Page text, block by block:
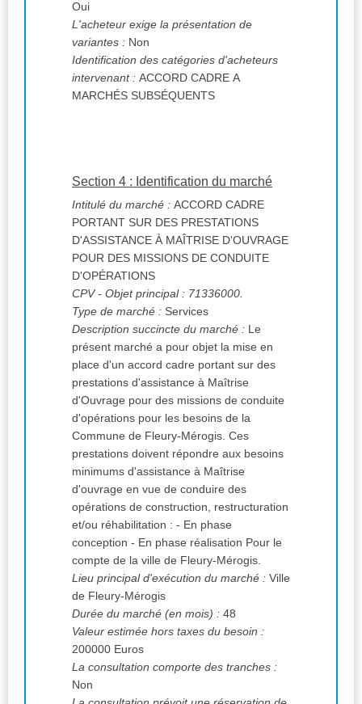
Oui
L'acheteur exige la présentation de
variantes : Non
Identification des catégories d'acheteurs
intervenant : ACCORD CADRE A
MARCHÉS SUBSÉQUENTS
Section 4 : Identification du marché
Intitulé du marché : ACCORD CADRE
PORTANT SUR DES PRESTATIONS
D'ASSISTANCE À MAÎTRISE D'OUVRAGE
POUR DES MISSIONS DE CONDUITE
D'OPÉRATIONS
CPV- Objet principal : 71336000.
Type de marché : Services
Description succincte du marché : Le
présent marché a pour objet la mise en
place d'un accord cadre portant sur des
prestations d'assistance à Maîtrise
d'Ouvrage pour des missions de conduite
d'opérations pour les besoins de la
Commune de Fleury-Mérogis. Ces
prestations doivent répondre aux besoins
minimums d'assistance à Maîtrise
d'ouvrage en vue de conduire des
opérations de construction, restructuration
et/ou réhabilitation : - En phase
conception - En phase réalisation Pour le
compte de la ville de Fleury-Mérogis.
Lieu principal d'exécution du marché : Ville
de Fleury-Mérogis
Durée du marché (en mois) : 48
Valeur estimée hors taxes du besoin :
200000 Euros
La consultation comporte des tranches :
Non